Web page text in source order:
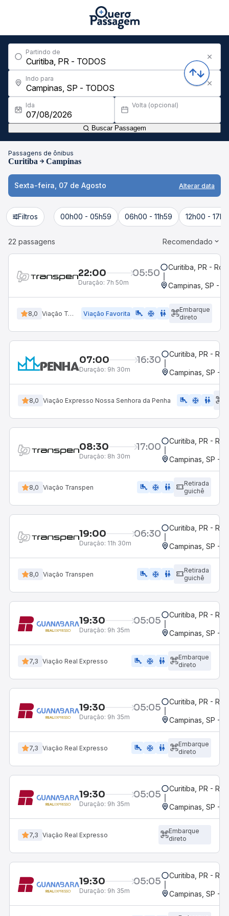
Partindo de
Indo para
Ida Volta (opcional)
Buscar Passagem
Passagens de ônibus
Curitiba Campinas
Sexta-feira, 07 de Agosto Alterar data
Filtros 00h00 - 05h59 06h00 - 11h59 12h00 -
22 passagens Recomendado
22:00 05:50
Duração: 7h 50m
Curitiba, PR -
Campinas, SP -
8,0 Viação Transpen Viação Favorita airline_seat_legroom_extra ac_unit wc
Embarque
direto
07:00 16:30
Duração: 9h 30m
Curitiba, PR -
Campinas, SP -
8,0 Viação Expresso Nossa Senhora da Penha airline_seat_legroom_extra ac_unit WC
08:30 17:00
Duração: 8h 30m
Curitiba, PR -
Campinas, SP -
8,0 Viação Transpen airline_seat_legroom_extra ac_unit WC
Retirada
guichê
19:00 06:30
Duração: 11h 30m
Curitiba, PR -
Campinas, SP -
8,0 Viação Transpen airline_seat_legroom_extra ac_unit WC
Retirada
guichê
19:30 05:05
Duração: 9h 35m
Curitiba, PR -
Campinas, SP -
7,3 Viação Real Expresso airline_seat_legroom_extra ac_unit WC
Embarque
direto
19:30 05:05
Duração: 9h 35m
Curitiba, PR -
Campinas, SP -
7,3 Viação Real Expresso airline_seat_legroom_extra ac_unit wc
Embarque
direto
19:30 05:05
Duração: 9h 35m
Curitiba, PR -
Campinas, SP -
7,3 Viação Real Expresso
Embarque
direto
19:30 05:05
Duração: 9h 35m
Curitiba, PR -
Campinas, SP -